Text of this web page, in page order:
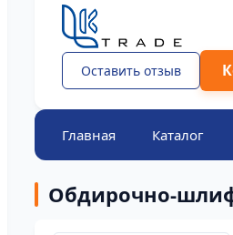
Оставить отзыв
Главная Каталог
Обдирочно-